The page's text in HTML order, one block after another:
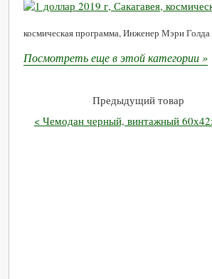
космическая программа, Инженер Мэри Голда
Посмотреть еще в этой категории »
Предыдущий товар
< Чемодан черный, винтажный